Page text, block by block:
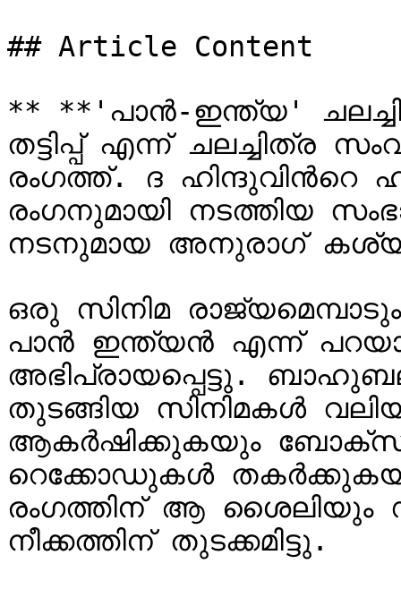
## Article Content
** **'പാൻ-ഇന്ത്യ'
തട്ടിപ്പ് എന്ന്
രംഗത്ത്. ദ ഹിന്ദുവിന്‍റെ
രംഗനുമായി നടത്തിയ
നടനുമായ അനുരാഗ്
ഒരു സിനിമ
പാന്‍ ഇന്ത്യന്‍ എന്ന്
അഭിപ്രായപ്പെട്ടു.
തുടങ്ങിയ സിനിമകൾ
ആകർഷിക്കുകയും
റെക്കോഡുകള്‍
രംഗത്തിന് ആ ശൈലിയും
നീക്കത്തിന് തുടക്കമിട്ടു.